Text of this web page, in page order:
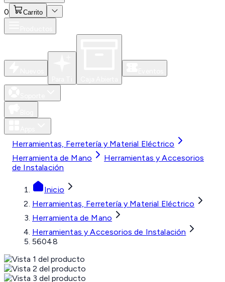
0 Carrito
Herramientas, Ferretería y Material Eléctrico
Herramienta de Mano
Herramientas y Accesorios
de Instalación
Inicio
Herramientas, Ferretería y Material Eléctrico
Herramienta de Mano
Herramientas y Accesorios de Instalación
56048